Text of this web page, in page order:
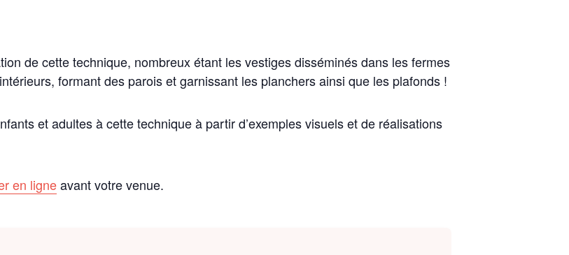
de cette technique, nombreux étant les vestiges disséminés dans les fermes
formant des parois et garnissant les planchers ainsi que les plafonds !
et adultes à cette technique à partir d’exemples visuels et de réalisations
en ligneavant votre venue.